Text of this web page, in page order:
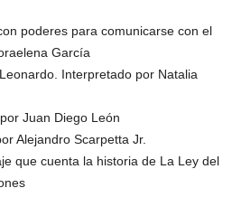
poderes para comunicarse con el
García
Interpretado por Natalia
Juan Diego León
Alejandro Scarpetta Jr.
que cuenta la historia de La Ley del